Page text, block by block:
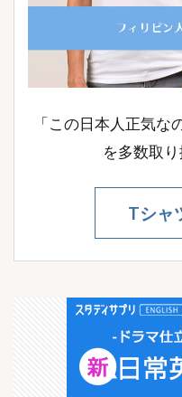
「この日本人正気
を多数取
Tシャ